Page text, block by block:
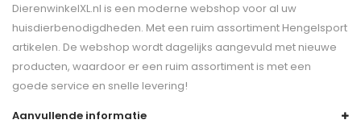
DierenwinkelXL.nl is een moderne webshop voor al uw
huisdierbenodigdheden. Met een ruim assortiment Hengelsport
artikelen. De webshop wordt dagelijks aangevuld met nieuwe
producten, waardoor er een ruim assortiment is met een
goede service en snelle levering!
Aanvullende informatie